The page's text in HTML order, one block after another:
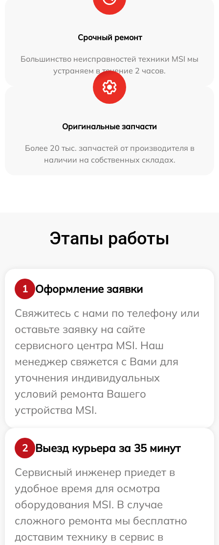
Срочный ремонт
Большинство неисправностей техники MSI мы
устраняем в течение 2 часов.
Оригинальные запчасти
Более 20 тыс. запчастей от производителя в
наличии на собственных складах.
Этапы работы
1
Оформление заявки
Свяжитесь с нами по телефону или
оставьте заявку на сайте
сервисного центра MSI. Наш
менеджер свяжется с Вами для
уточнения индивидуальных
условий ремонта Вашего
устройства MSI.
2
Выезд курьера за 35 минут
Сервисный инженер приедет в
удобное время для осмотра
оборудования MSI. В случае
сложного ремонта мы бесплатно
доставим технику в сервис в